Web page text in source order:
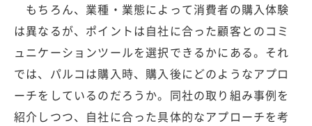
もちろん、業種・業態によって消費者の購入体験
は異なるが、ポイントは自社に合った顧客とのコミ
ュニケーションツールを選択できるかにある。それ
では、パルコは購入時、購入後にどのようなアプロ
ーチをしているのだろうか。同社の取り組み事例を
紹介しつつ、自社に合った具体的なアプローチを考